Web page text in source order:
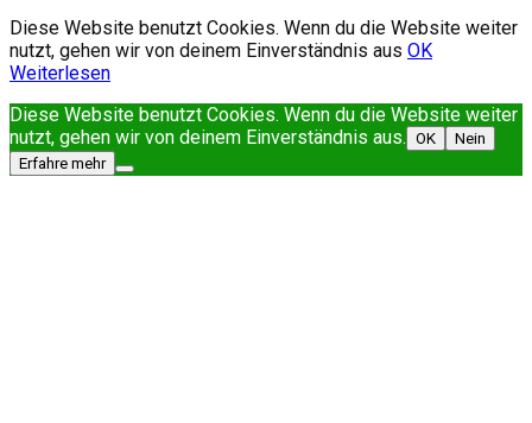
Diese Website benutzt Cookies. Wenn du die Website weiter
nutzt, gehen wir von deinem Einverständnis aus OK
Weiterlesen
Diese Website benutzt Cookies. Wenn du die Website weiter
nutzt, gehen wir von deinem Einverständnis aus. OK
Nein
Erfahre mehr